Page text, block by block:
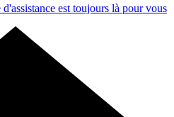
est toujours là pour vous